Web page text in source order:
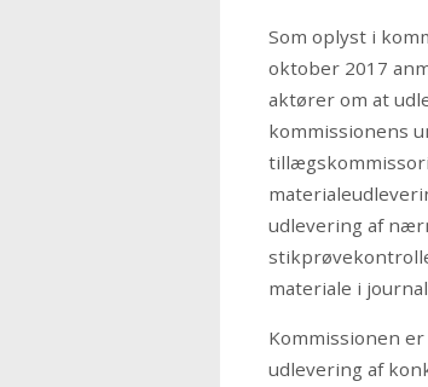
Som oplyst i
oktober 2017
aktører om at
kommissionens
udlevering af
materiale i
Kommissionen
udlevering af